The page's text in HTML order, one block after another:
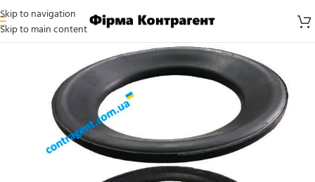
Skip to navigation
Skip to main content